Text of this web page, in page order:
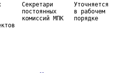
Секретари      Уточняется
постоянных     в рабочем
комиссий МПК   порядке